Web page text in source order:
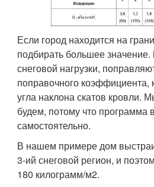
Если город находится на
подбирать большее
снеговой нагрузки,
поправочного коэффициента,
угла наклона скатов кровли.
будем, потому что программа
самостоятельно.
В нашем примере дом
3-ий снеговой регион, и
180 килограмм/м2.